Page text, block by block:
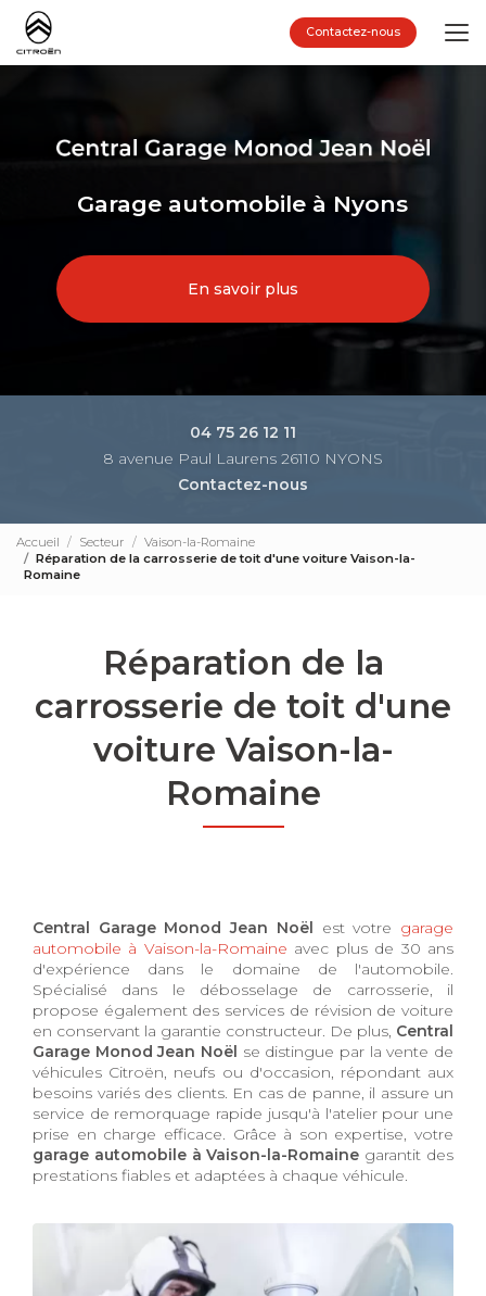
Aller
contenu
principal
Contactez-nous
Garage automobile à Nyons
En savoir plus
04 75 26 12 11
8 avenue Paul Laurens 26110 NYONS
Contactez-nous
Accueil Secteur
Vaison-la-Romaine
Réparation de la carrosserie de toit d'une voiture Vaison-la-
Romaine
Réparation de la
carrosserie de toit d'une
voiture Vaison-la-
Romaine
Central Garage Monod Jean Noël est votre garage
automobile à Vaison-la-Romaine avec plus de 30 ans
d'expérience dans le domaine de l'automobile.
Spécialisé dans le débosselage de carrosserie, il
propose également des services de révision de voiture
en conservant la garantie constructeur. De plus, Central
Garage Monod Jean Noël se distingue par la vente de
véhicules Citroën, neufs ou d'occasion, répondant aux
besoins variés des clients. En cas de panne, il assure un
service de remorquage rapide jusqu'à l'atelier pour une
prise en charge efficace. Grâce à son expertise, votre
garage automobile à Vaison-la-Romaine garantit des
prestations fiables et adaptées à chaque véhicule.